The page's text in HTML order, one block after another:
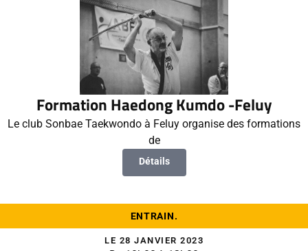
Formation Haedong Kumdo -Feluy
Le club Sonbae Taekwondo à Feluy organise des formations
de
Détails
ENTRAIN.
LE 28 JANVIER 2023